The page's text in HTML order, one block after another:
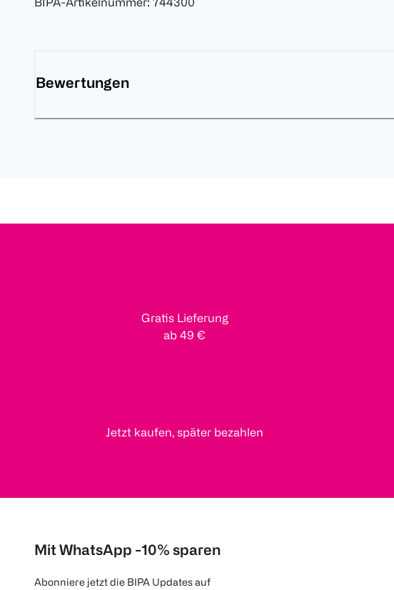
Bewertungen
Gratis Lieferung
ab 49 €
Jetzt kaufen, später bezahlen
Mit WhatsApp -10% sparen
Abonniere jetzt die BIPA Updates auf